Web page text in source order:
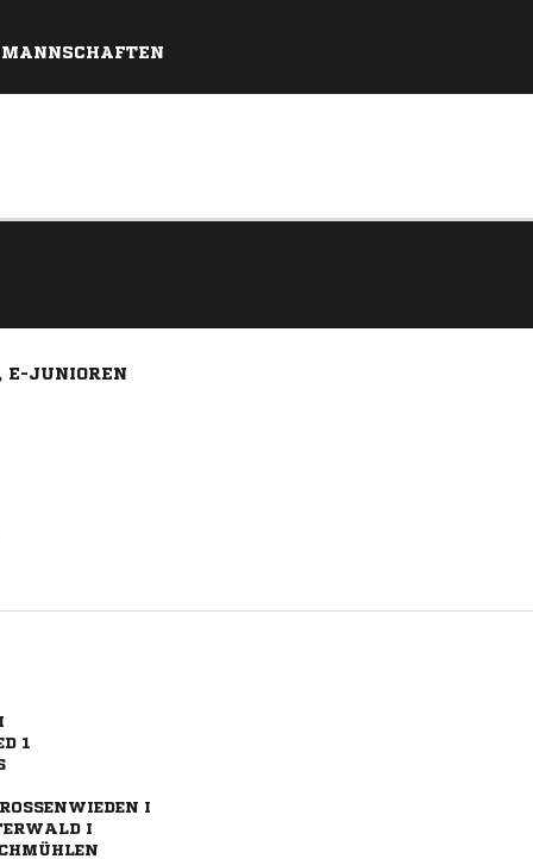
MANNSCHAFTEN
E-JUNIOREN
1
I
I